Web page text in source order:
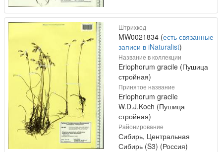
Штрихкод
MW0021834 (есть связанные
записи в iNaturalist)
Название в коллекции
Eriophorum gracile (Пушица
стройная)
Принятое название
Eriophorum gracile
W.D.J.Koch (Пушица
стройная)
Районирование
Сибирь, Центральная
Сибирь (S3) (Россия)